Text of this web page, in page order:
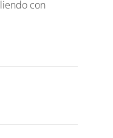
con